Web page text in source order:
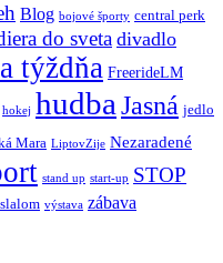
Blog bojové športy central perk
do sveta divadlo
týždňa FreerideLM
hokej hudba Jasná jedlo
Mara LiptovZije Nezaradené
stand up start-up STOP
výstava zábava